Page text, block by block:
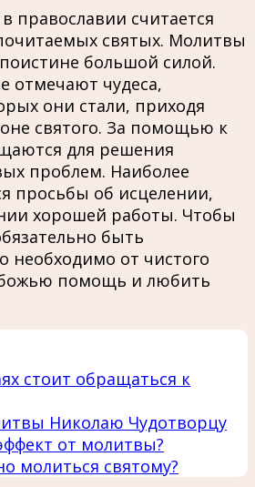
православии считается
святых. Молитвы
большой силой.
отмечают чудеса,
они стали, приходя
святого. За помощью к
для решения
проблем. Наиболее
просьбы об исцелении,
хорошей работы. Чтобы
быть
необходимо от чистого
помощь и любить
стоит обращаться к
Николаю Чудотворцу
от молитвы?
молиться святому?